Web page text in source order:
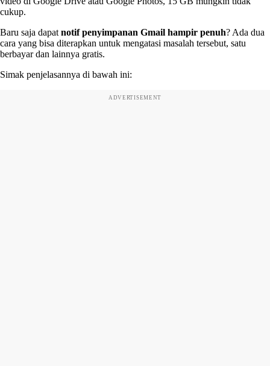
cukup.
Baru saja dapat notif penyimpanan Gmail hampir penuh? Ada dua
cara yang bisa diterapkan untuk mengatasi masalah tersebut, satu
berbayar dan lainnya gratis.
Simak penjelasannya di bawah ini:
ADVERTISEMENT